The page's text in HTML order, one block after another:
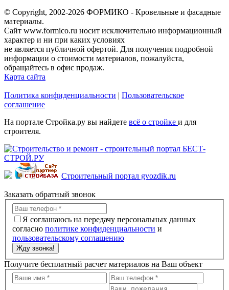
© Copyright, 2002-2026 ФОРМИКО - Кровельные и фасадные
материалы.
Сайт www.formico.ru носит исключительно информационный
характер и ни при каких условиях
не является публичной офертой. Для получения подробной
информации о стоимости материалов, пожалуйста,
обращайтесь в офис продаж.
Карта сайта
Политика конфиденциальности | Пользовательское
соглашение
На портале Стройка.ру вы найдете всё о стройке и для
строителя.
Строительный портал gvozdik.ru
Заказать обратный звонок
Я соглашаюсь на передачу персональных данных
согласно политике конфиденциальности и
пользовательскому соглашению
Жду звонка!
Получите бесплатный расчет материалов на Ваш объект